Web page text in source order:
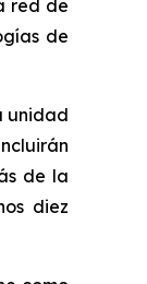
red de
de
unidad
de la
diez